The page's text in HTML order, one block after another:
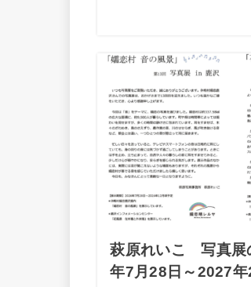
萩原れいこ 写真展
年7月28日～2027